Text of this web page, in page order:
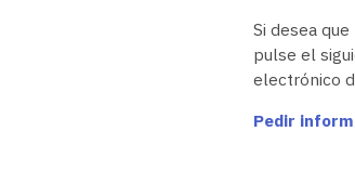
Si desea
pulse el
electrónico
Pedir